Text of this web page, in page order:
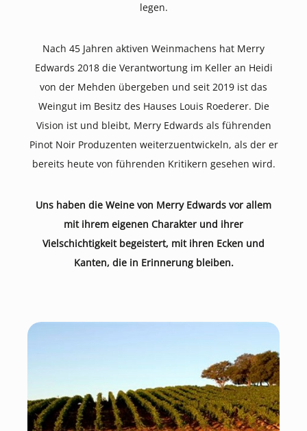
legen.
Nach 45 Jahren aktiven Weinmachens hat Merry
Edwards 2018 die Verantwortung im Keller an Heidi
von der Mehden übergeben und seit 2019 ist das
Weingut im Besitz des Hauses Louis Roederer. Die
Vision ist und bleibt, Merry Edwards als führenden
Pinot Noir Produzenten weiterzuentwickeln, als der er
bereits heute von führenden Kritikern gesehen wird.
Uns haben die Weine von Merry Edwards vor allem
mit ihrem eigenen Charakter und ihrer
Vielschichtigkeit begeistert, mit ihren Ecken und
Kanten, die in Erinnerung bleiben.